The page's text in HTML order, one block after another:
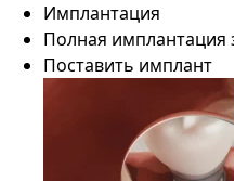
Имплантация
Полная имплантация
Поставить имплант